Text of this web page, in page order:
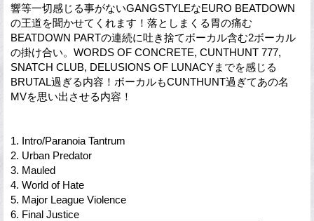
響等一切感じる事がないGANGSTYLEなEURO BEATDOWN
の王道を聞かせてくれます！落としまくる胃の痛む
BEATDOWN PARTの連続に吐き捨てボーカル含む2ボーカル
の掛け合い。WORDS OF CONCRETE, CUNTHUNT 777,
SNATCH CLUB, DELUSIONS OF LUNACYまでを感じる
BRUTAL過ぎる内容！ボーカルもCUNTHUNT過ぎてあの名
MVを思い出させる内容！
1. Intro/Paranoia Tantrum
2. Urban Predator
3. Mauled
4. World of Hate
5. Major League Violence
6. Final Justice